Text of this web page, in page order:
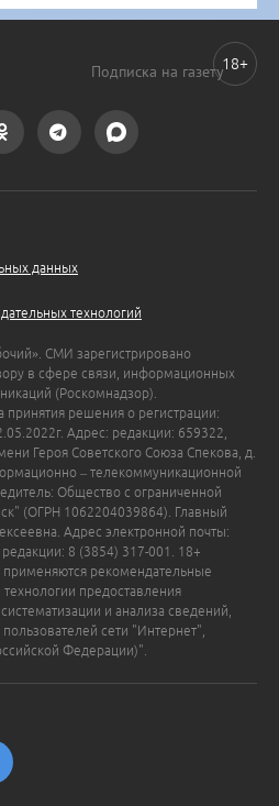
Подписка на газету
данных
технологий
СМИ зарегистрировано
в сфере связи, информационных
(Роскомнадзор).
принятия решения о регистрации:
Адрес: редакции: 659322,
Героя Советского Союза Спекова, д.
– телекоммуникационной
Общество с ограниченной
(ОГРН 1062204039864). Главный
Адрес электронной почты:
8 (3854) 317-001. 18+
рекомендательные
предоставления
и анализа сведений,
сети "Интернет",
Федерации)".
18+